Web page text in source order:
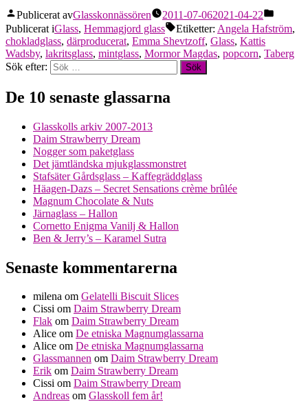
Publicerat avGlasskonnässören 2011-07-062021-04-22
Publicerat iGlass, Hemmagjord glass Etiketter: Angela Hafström,
chokladglass, därproducerat, Emma Shevtzoff, Glass, Kattis
Wadsby, lakritsglass, mintglass, Mormor Magdas, popcorn, Taberg
Sök efter:
De 10 senaste glassarna
Glasskolls arkiv 2007-2013
Daim Strawberry Dream
Nogger som paketglass
Det jämtländska mjukglassmonstret
Stafsäter Gårdsglass – Kaffegräddglass
Häagen-Dazs – Secret Sensations crème brûlée
Magnum Chocolate & Nuts
Järnaglass – Hallon
Cornetto Enigma Vanilj & Hallon
Ben & Jerry’s – Karamel Sutra
Senaste kommentarerna
milena om Gelatelli Biscuit Slices
Cissi om Daim Strawberry Dream
Flak om Daim Strawberry Dream
Alice om De etniska Magnumglassarna
Alice om De etniska Magnumglassarna
Glassmannen om Daim Strawberry Dream
Erik om Daim Strawberry Dream
Cissi om Daim Strawberry Dream
Andreas om Glasskoll fem år!